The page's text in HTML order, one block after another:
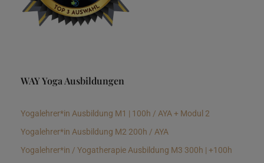
WAY Yoga Ausbildungen
Yogalehrer*in Ausbildung M1 | 100h / AYA + Modul 2
Yogalehrer*in Ausbildung M2 200h / AYA
Yogalehrer*in / Yogatherapie Ausbildung M3 300h | +100h